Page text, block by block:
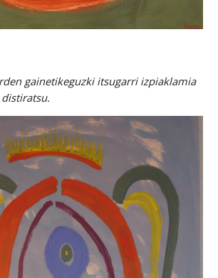
gainetikeguzki itsugarri izpiaklamia